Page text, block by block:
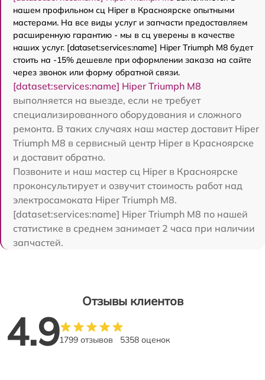
нашем профильном сц Hiper в Красноярске опытными
мастерами. На все виды услуг и запчасти предоставляем
расширенную гарантию - мы в сц уверены в качестве
наших услуг. [dataset:services:name] Hiper Triumph M8 будет
стоить на -15% дешевле при оформлении заказа на сайте
через звонок или форму обратной связи.
[dataset:services:name] Hiper Triumph M8
выполняется на выезде, если не требует
специализированного оборудования и сложного
ремонта. В таких случаях наш мастер доставит Hiper
Triumph M8 в сервисный центр Hiper в Красноярске
и доставит обратно.
Позвоните и наш мастер сц Hiper в Красноярске
проконсультирует и озвучит стоимость работ над
электросамоката Hiper Triumph M8.
[dataset:services:name] Hiper Triumph M8 по нашей
статистике в среднем занимает 2 часа при наличии
запчастей.
Отзывы клиентов
4.91799 отзывов 5358 оценок